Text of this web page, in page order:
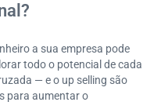
a sua empresa pode
todo o potencial de cada
— e o up selling são
para aumentar o